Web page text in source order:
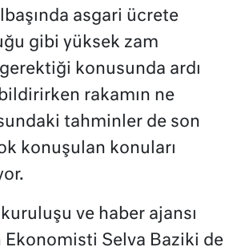
asgari ücrete
gibi yüksek zam
konusunda ardı
rakamın ne
tahminler de son
konuşulan konuları
ve haber ajansı
Ekonomisti Selva Baziki de